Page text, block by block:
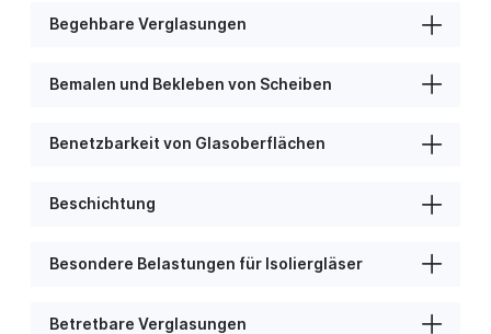
Begehbare Verglasungen
Bemalen und Bekleben von Scheiben
Benetzbarkeit von Glasoberflächen
Beschichtung
Besondere Belastungen für Isoliergläser
Betretbare Verglasungen